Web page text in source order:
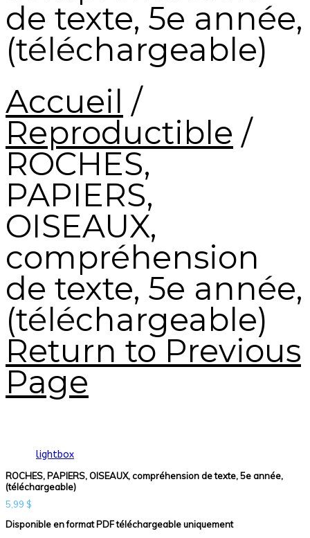
de texte, 5e année,
(téléchargeable)
Accueil /
Reproductible /
ROCHES,
PAPIERS,
OISEAUX,
compréhension
de texte, 5e année,
(téléchargeable)
Return to Previous
Page
lightbox
ROCHES, PAPIERS, OISEAUX, compréhension de texte, 5e année,
(téléchargeable)
5,99 $
Disponible en format PDF téléchargeable uniquement